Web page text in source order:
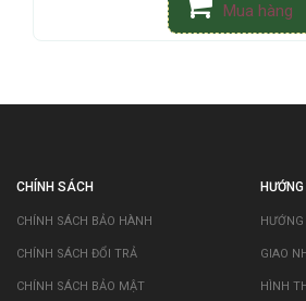
Mua hàng
CHÍNH SÁCH
CHÍNH SÁCH BẢO HÀNH
CHÍNH SÁCH ĐỔI TRẢ
CHÍNH SÁCH BẢO MẬT
GIAO
HÌNH